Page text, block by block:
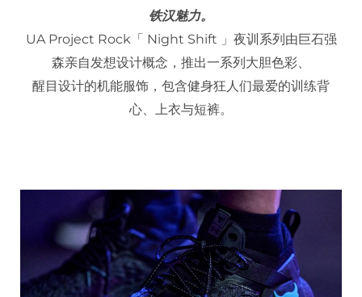
铁汉魅力。
UA Project Rock「 Night Shift 」夜训系列由巨石强
森亲自发想设计概念，推出一系列大胆色彩、
醒目设计的机能服饰，包含健身狂人们最爱的训练背
心、上衣与短裤。